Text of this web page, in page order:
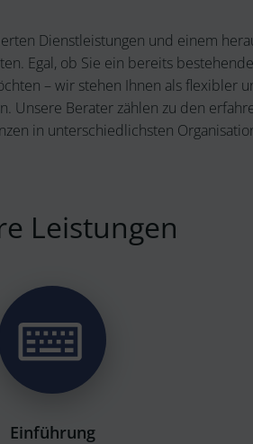
Dienstleistungen und einem
Egal, ob Sie ein bereits
– wir stehen Ihnen als flexibler
Unsere Berater zählen zu den
in unterschiedlichsten
Leistungen
Einführung